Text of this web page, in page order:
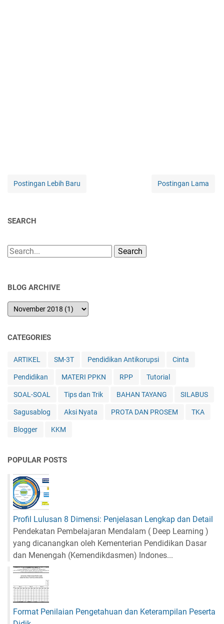
Postingan Lebih Baru Postingan Lama
SEARCH
Search
BLOG ARCHIVE
CATEGORIES
ARTIKEL SM-3T Pendidikan Antikorupsi Cinta
Pendidikan MATERI PPKN RPP Tutorial
SOAL-SOAL Tips dan Trik BAHAN TAYANG SILABUS
Sagusablog Aksi Nyata PROTA DAN PROSEM TKA
Blogger KKM
POPULAR POSTS
Profil Lulusan 8 Dimensi: Penjelasan Lengkap dan Detail
Pendekatan Pembelajaran Mendalam ( Deep Learning )
yang dicanangkan oleh Kementerian Pendidikan Dasar
dan Menengah (Kemendikdasmen) Indones...
Format Penilaian Pengetahuan dan Keterampilan Peserta